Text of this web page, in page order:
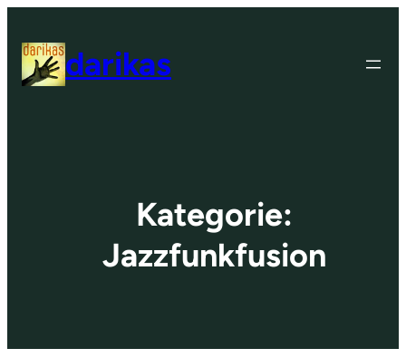
Inhalt
springen darikas
Kategorie:
Jazzfunkfusion